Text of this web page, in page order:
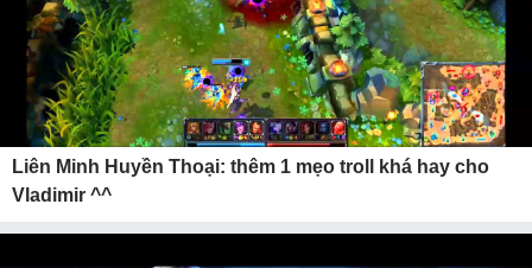
Liên Minh Huyền Thoại: thêm 1 mẹo troll khá hay cho
Vladimir ^^